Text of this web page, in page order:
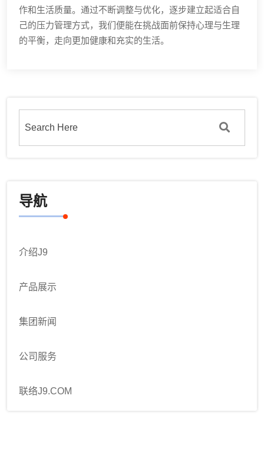
作和生活质量。通过不断调整与优化，逐步建立起适合自
己的压力管理方式，我们便能在挑战面前保持心理与生理
的平衡，走向更加健康和充实的生活。
导航
介绍J9
产品展示
集团新闻
公司服务
联络J9.COM